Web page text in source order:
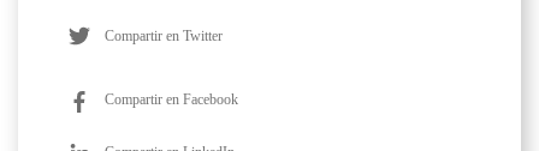
Compartir en Twitter
Compartir en Facebook